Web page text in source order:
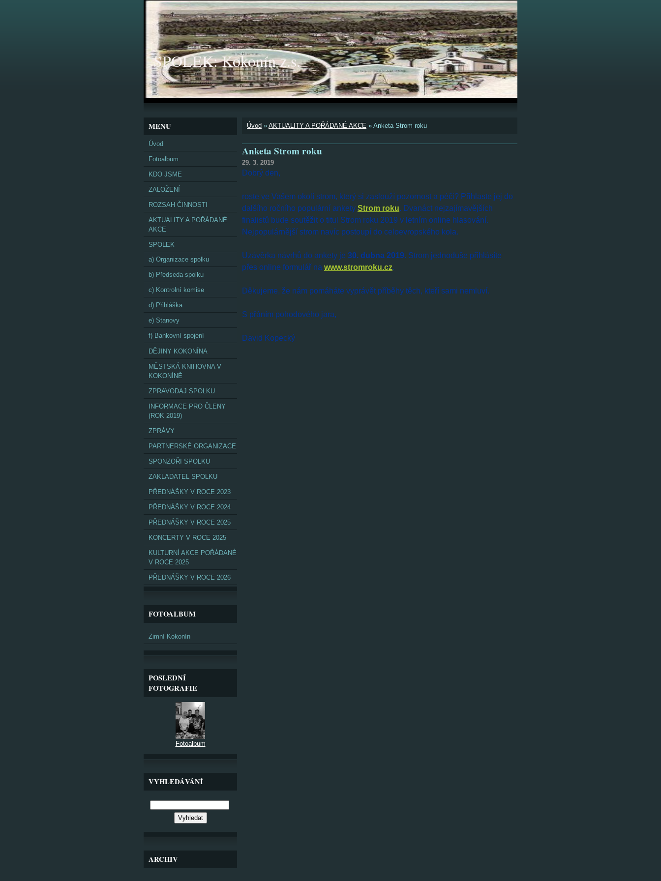
SPOLEK: Kokonín z.s.
Úvod » AKTUALITY A POŘÁDANÉ AKCE » Anketa Strom roku
Anketa Strom roku
29. 3. 2019
Dobrý den,
roste ve Vašem okolí strom, který si zaslouží pozornost a péči? Přihlaste jej do
dalšího ročního populární ankety Strom roku. Dvanáct nejzajímavějších
finalistů bude soutěžit o titul Strom roku 2019 v letním online hlasování.
Nejpopulárnější strom navíc postoupí do celoevropského kola.
Uzávěrka návrhů do ankety je 30. dubna 2019. Strom jednoduše přihlásíte
přes online formulář na www.stromroku.cz.
Děkujeme, že nám pomáháte vyprávět příběhy těch, kteří sami nemluví.
S přáním pohodového jara,
David Kopecký
MENU
Úvod
Fotoalbum
KDO JSME
ZALOŽENÍ
ROZSAH ČINNOSTI
AKTUALITY A POŘÁDANÉ
AKCE
SPOLEK
a) Organizace spolku
b) Předseda spolku
c) Kontrolní komise
d) Přihláška
e) Stanovy
f) Bankovní spojení
DĚJINY KOKONÍNA
MĚSTSKÁ KNIHOVNA V
KOKONÍNĚ
ZPRAVODAJ SPOLKU
INFORMACE PRO ČLENY
(ROK 2019)
ZPRÁVY
PARTNERSKÉ ORGANIZACE
SPONZOŘI SPOLKU
ZAKLADATEL SPOLKU
PŘEDNÁŠKY V ROCE 2023
PŘEDNÁŠKY V ROCE 2024
PŘEDNÁŠKY V ROCE 2025
KONCERTY V ROCE 2025
KULTURNÍ AKCE POŘÁDANÉ
V ROCE 2025
PŘEDNÁŠKY V ROCE 2026
FOTOALBUM
Zimní Kokonín
POSLEDNÍ
FOTOGRAFIE
Fotoalbum
VYHLEDÁVÁNÍ
ARCHIV